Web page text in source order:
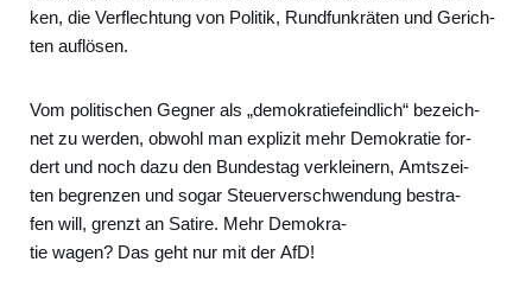
ken, die Ver­flech­tung von Poli­tik, Rund­funk­rä­ten und Gerich­
ten auf­lö­sen.
Vom poli­ti­schen Geg­ner als „demo­kra­tie­feind­lich“ bezeich­
net zu wer­den, obwohl man expli­zit mehr Demo­kra­tie for­
dert und noch dazu den Bun­des­tag ver­klei­nern, Amts­zei­
ten begren­zen und sogar Steu­er­ver­schwen­dung bestra­
fen will, grenzt an Sati­re. Mehr Demo­kra­
tie wagen? Das geht nur mit der AfD!